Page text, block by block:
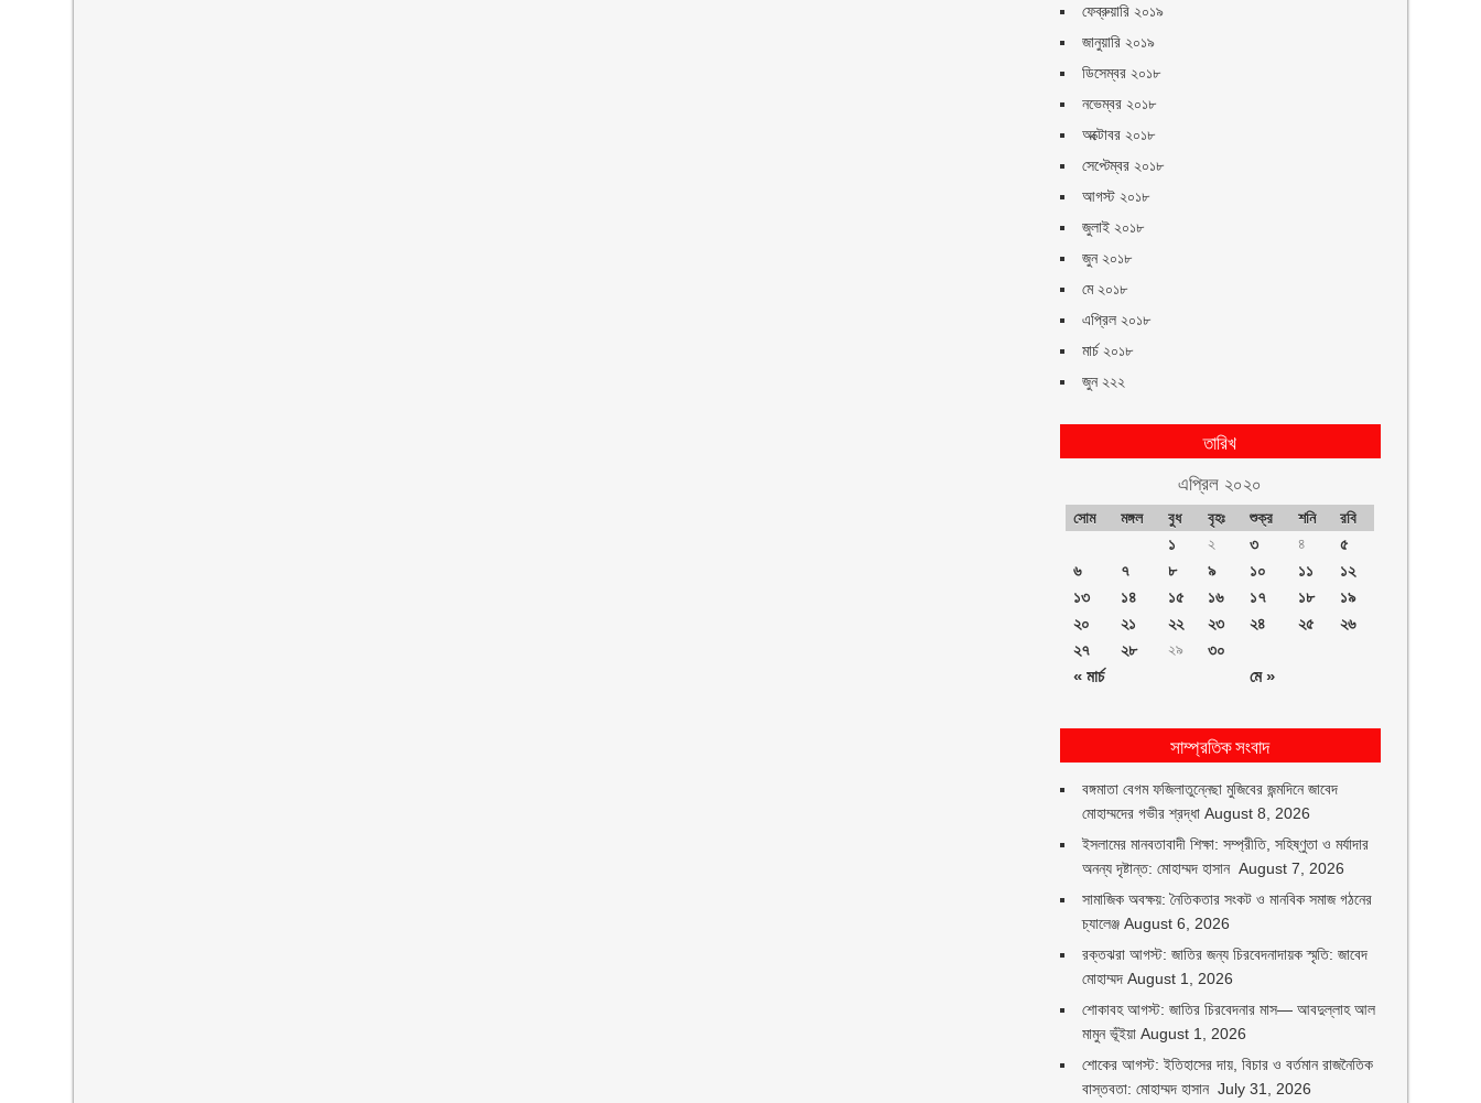
ফেব্রুয়ারি ২০১৯
জানুয়ারি ২০১৯
ডিসেম্বর ২০১৮
নভেম্বর ২০১৮
অক্টোবর ২০১৮
সেপ্টেম্বর ২০১৮
আগস্ট ২০১৮
জুলাই ২০১৮
জুন ২০১৮
মে ২০১৮
এপ্রিল ২০১৮
মার্চ ২০১৮
জুন ২২২
তারিখ
এপ্রিল ২০২০
সোম মঙ্গল বুধ বৃহঃ শুক্র শনি রবি
« মার্চ মে »
১ ২ ৩ ৪
৫
৬
৭ ৮ ৯ ১০ ১১
১২
১৩
১৪ ১৫ ১৬ ১৭ ১৮
১৯
২০
২১ ২২ ২৩ ২৪ ২৫
২৬
২৭
২৮ ২৯ ৩০
সাম্প্রতিক সংবাদ
বঙ্গমাতা বেগম ফজিলাতুন্নেছা মুজিবের জন্মদিনে জাবেদ
মোহাম্মদের গভীর শ্রদ্ধা August 8, 2026
ইসলামের মানবতাবাদী শিক্ষা: সম্প্রীতি, সহিষ্ণুতা ও মর্যাদার
অনন্য দৃষ্টান্ত: মোহাম্মদ হাসান August 7, 2026
সামাজিক অবক্ষয়: নৈতিকতার সংকট ও মানবিক সমাজ গঠনের
চ্যালেঞ্জ August 6, 2026
রক্তঝরা আগস্ট: জাতির জন্য চিরবেদনাদায়ক স্মৃতি: জাবেদ
মোহাম্মদ August 1, 2026
শোকাবহ আগস্ট: জাতির চিরবেদনার মাস— আবদুল্লাহ আল
মামুন ভূঁইয়া August 1, 2026
শোকের আগস্ট: ইতিহাসের দায়, বিচার ও বর্তমান রাজনৈতিক
বাস্তবতা: মোহাম্মদ হাসান July 31, 2026